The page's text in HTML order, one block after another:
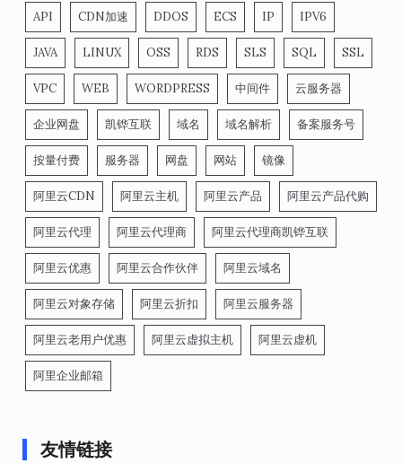
API CDN加速 DDOS ECS IP IPV6
JAVA LINUX OSS RDS SLS SQL SSL
VPC WEB WORDPRESS 中间件 云服务器
企业网盘 凯铧互联 域名 域名解析 备案服务号
按量付费 服务器 网盘 网站 镜像
阿里云CDN 阿里云主机 阿里云产品 阿里云产品代购
阿里云代理 阿里云代理商 阿里云代理商凯铧互联
阿里云优惠 阿里云合作伙伴 阿里云域名
阿里云对象存储 阿里云折扣 阿里云服务器
阿里云老用户优惠 阿里云虚拟主机 阿里云虚机
阿里企业邮箱
友情链接